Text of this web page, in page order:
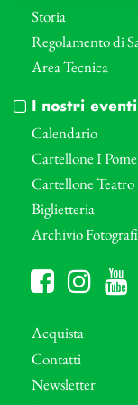
Storia
Regolamento di
Area Tecnica
I nostri eventi
Calendario
Cartellone I
Cartellone Teatro
Biglietteria
Archivio
Acquista
Contatti
Newsletter